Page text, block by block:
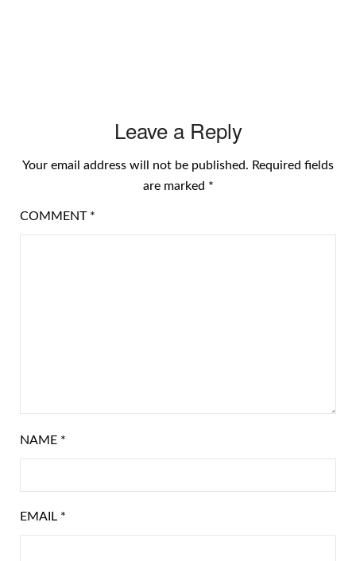
Leave a Reply
Your email address will not be published. Required fields
are marked *
COMMENT *
NAME *
EMAIL *